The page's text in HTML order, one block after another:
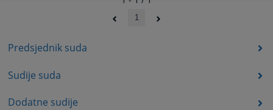
Predsjednik suda
Sudije suda
Dodatne sudije
1